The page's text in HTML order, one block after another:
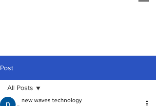
Post
All Posts
new waves technology